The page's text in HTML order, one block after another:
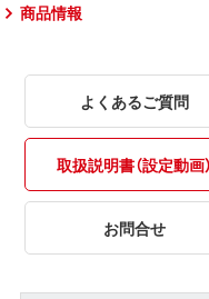
商品情報
よくあるご質問
取扱説明書（設定動画）
お問合せ